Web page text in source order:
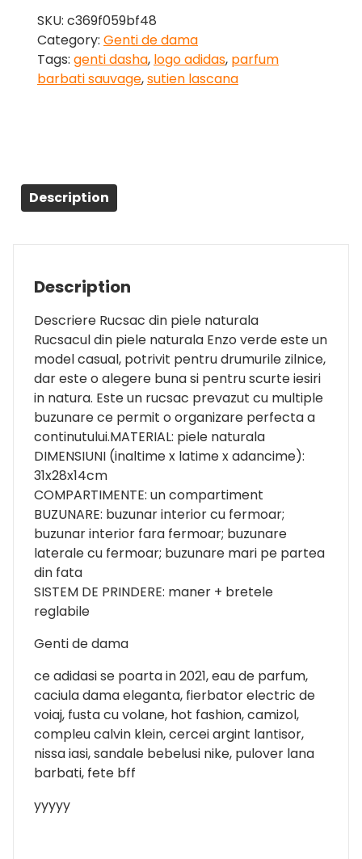
SKU: c369f059bf48
Category: Genti de dama
Tags: genti dasha, logo adidas, parfum
barbati sauvage,sutien lascana
Description
Description
Descriere Rucsac din piele naturala
Rucsacul din piele naturala Enzo verde este un
model casual, potrivit pentru drumurile zilnice,
dar este o alegere buna si pentru scurte iesiri
in natura. Este un rucsac prevazut cu multiple
buzunare ce permit o organizare perfecta a
continutului.MATERIAL: piele naturala
DIMENSIUNI (inaltime x latime x adancime):
31x28x14cm
COMPARTIMENTE: un compartiment
BUZUNARE: buzunar interior cu fermoar;
buzunar interior fara fermoar; buzunare
laterale cu fermoar; buzunare mari pe partea
din fata
SISTEM DE PRINDERE: maner + bretele
reglabile
Genti de dama
ce adidasi se poarta in 2021, eau de parfum,
caciula dama eleganta, fierbator electric de
voiaj, fusta cu volane, hot fashion, camizol,
compleu calvin klein, cercei argint lantisor,
nissa iasi, sandale bebelusi nike, pulover lana
barbati, fete bff
yyyyy